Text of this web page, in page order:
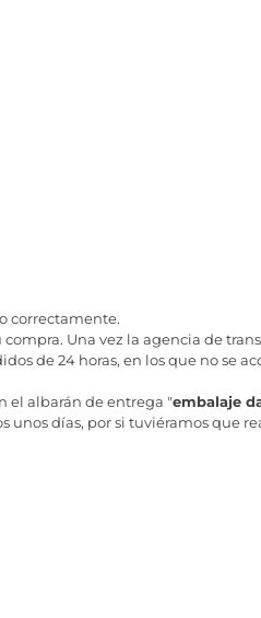
correctamente.
Una vez la agencia de
de 24 horas, en los que no se
el albarán de entrega "embalaje
días, por si tuviéramos que